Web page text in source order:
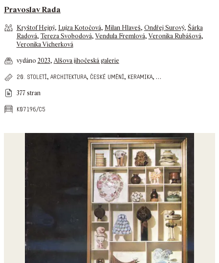
Pravoslav Rada
Kryštof Hejný, Lujza Kotočová, Milan Hlaveš, Ondřej Surový, Šárka
Radová, Tereza Svobodová, Vendula Fremlová, Veronika Rubášová,
Veronika Vicherková
vydáno 2023, Alšova jihočeská galerie
20. století, architektura, české umění, keramika, …
377 stran
k07196/c5